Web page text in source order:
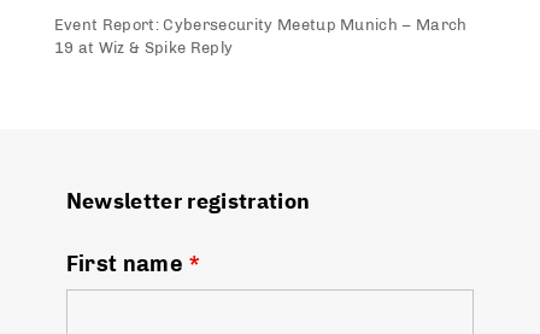
Event Report: Cybersecurity Meetup Munich – March
19 at Wiz & Spike Reply
Newsletter registration
First name *